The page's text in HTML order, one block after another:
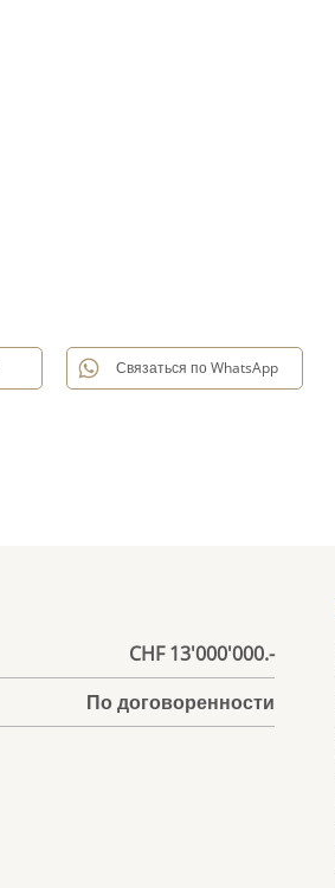
Связаться по WhatsApp
CHF 13'000'000.-
По договоренности